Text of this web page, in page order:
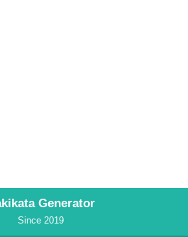
Generator
Since 2019